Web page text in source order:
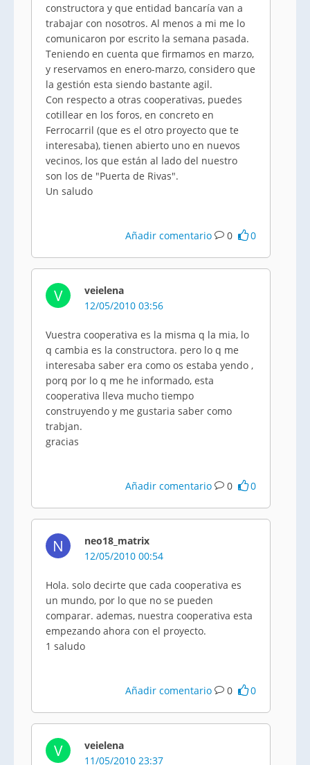
constructora y que entidad bancaría van a
trabajar con nosotros. Al menos a mi me lo
comunicaron por escrito la semana pasada.
Teniendo en cuenta que firmamos en marzo,
y reservamos en enero-marzo, considero que
la gestión esta siendo bastante agil.
Con respecto a otras cooperativas, puedes
cotillear en los foros, en concreto en
Ferrocarril (que es el otro proyecto que te
interesaba), tienen abierto uno en nuevos
vecinos, los que están al lado del nuestro
son los de "Puerta de Rivas".
Un saludo
Añadir comentario 0 0
V
veielena
12/05/2010 03:56
Vuestra cooperativa es la misma q la mia, lo
q cambia es la constructora. pero lo q me
interesaba saber era como os estaba yendo ,
porq por lo q me he informado, esta
cooperativa lleva mucho tiempo
construyendo y me gustaria saber como
trabjan.
gracias
Añadir comentario 0 0
N
neo18_matrix
12/05/2010 00:54
Hola. solo decirte que cada cooperativa es
un mundo, por lo que no se pueden
comparar. ademas, nuestra cooperativa esta
empezando ahora con el proyecto.
1 saludo
Añadir comentario 0 0
V
veielena
11/05/2010 23:37